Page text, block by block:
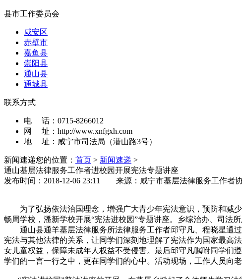
县市工作委员会
咸安区
赤壁市
嘉鱼县
崇阳县
通山县
通城县
联系方式
电 话： 0715-8266012
网 址： http://www.xnfgxh.com
地 址： 咸宁市司法局（潜山路3号）
新闻速递您的位置： 首页 > 新闻速递 >
通山基层法律服务工作者进校园开展宪法专题讲座
发布时间：2018-12-06 23:11 来源：咸宁市基层法律服务工作者
为了弘扬依法治国理念，增强广大青少年宪法意识，预防和减少
畅周学校，潘新学校开展“宪法进校园”专题讲座。乡综治办、司法
通山县通羊基层法律服务所法律服务工作者邱守凡、程晓星通过
宪法与其他法律的关系，让同学们深刻地理解了宪法作为国家最高
女儿童权益，保障未成年人权益不受侵害。最后邱守凡嘱咐同学们
学们的一言一行之中，更在同学们的心中。活动现场，工作人员向